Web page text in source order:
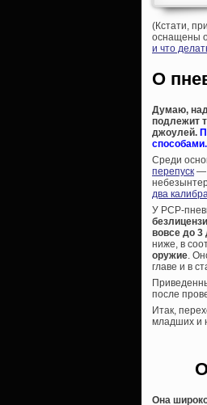
(Кстати,
оснащены
и что
О
Думаю,
подлежит
джоулей.
способами.
Среди
перепуск —
два
У PCP-
вовсе до
ниже, в
оружие.
главе и в
после
Итак,
младших и
Она